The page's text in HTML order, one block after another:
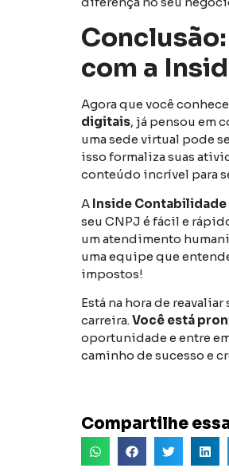
com a
Agora que você
digitais, já pensou em
uma sede virtual pode
isso formaliza suas
conteúdo incrível para
A Inside Contabilidade
seu CNPJ é fácil e
um atendimento
uma equipe que
impostos!
Está na hora de
carreira.Você está
oportunidade e entre
caminho de sucesso e
Compartilhe